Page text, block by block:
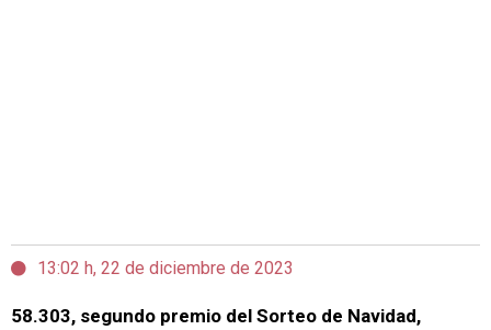
13:02 h, 22 de diciembre de 2023
58.303, segundo premio del Sorteo de Navidad,